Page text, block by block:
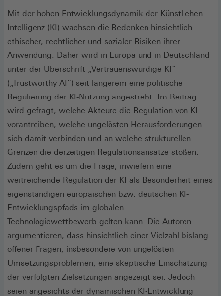
Mit der hohen Entwicklungsdynamik der Künstlichen
Intelligenz (KI) wachsen die Bedenken hinsichtlich
ethischer, rechtlicher und sozialer Risiken ihrer
Anwendung. Daher wird in Europa und in Deutschland
unter der Überschrift „Vertrauenswürdige KI“
(„Trustworthy AI“) seit längerem eine politische
Regulierung der KI-Nutzung angestrebt. Im Beitrag
wird gefragt, welche Akteure die Regulation von KI
vorantreiben, welche ungelösten Herausforderungen
sich damit verbinden und an welche strukturellen
Grenzen die derzeitigen Regulationsansätze stoßen.
Zudem geht es um die Frage, inwiefern eine
weitreichende Regulation der KI als Besonderheit eines
eigenständigen europäischen bzw. deutschen KI-
Entwicklungspfads im globalen
Technologiewettbewerb gelten kann. Die Autoren
argumentieren, dass hinsichtlich einer Vielzahl bislang
offener Fragen, insbesondere von ungelösten
Umsetzungsproblemen, eine skeptische Einschätzung
der verfolgten Zielsetzungen angezeigt sei. Jedoch
seien angesichts der dynamischen KI-Entwicklung